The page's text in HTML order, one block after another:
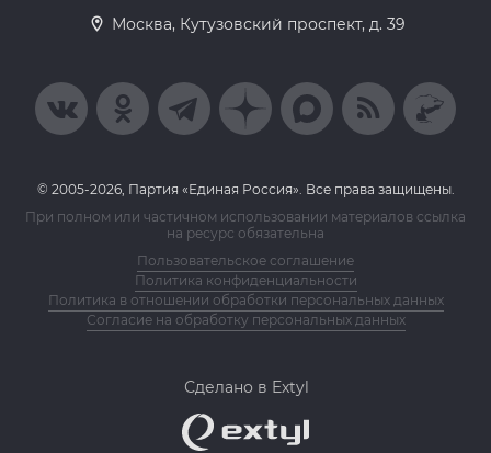
Москва, Кутузовский проспект, д. 39
© 2005-2026, Партия «Единая Россия». Все права защищены.
При полном или частичном использовании материалов ссылка
на ресурс обязательна
Пользовательское соглашение
Политика конфиденциальности
Политика в отношении обработки персональных данных
Согласие на обработку персональных данных
Сделано в Extyl